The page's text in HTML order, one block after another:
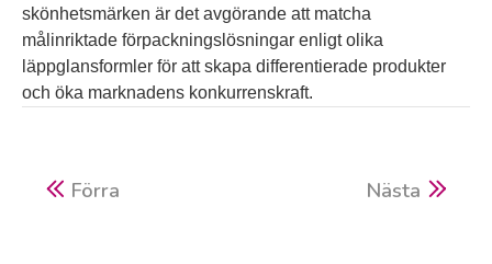
skönhetsmärken är det avgörande att matcha
målinriktade förpackningslösningar enligt olika
läppglansformler för att skapa differentierade produkter
och öka marknadens konkurrenskraft.
Förra Nästa